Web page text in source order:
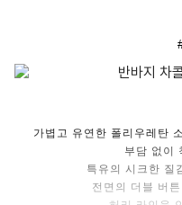
가볍고 유연한 폴리우레탄
부담 없이
특유의 시크한 질
전면의 더블 버